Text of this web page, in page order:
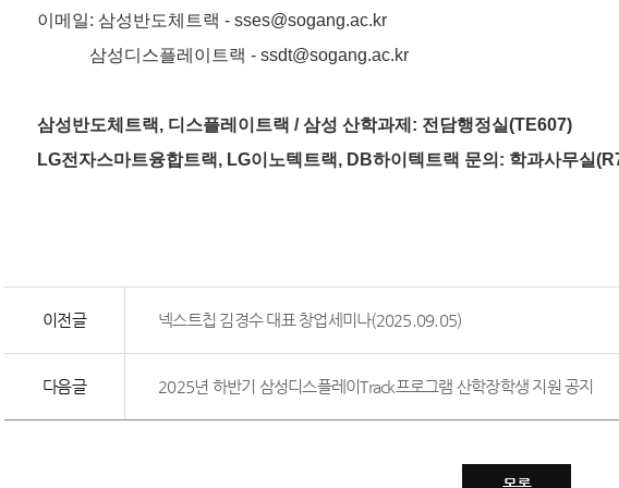
이메일: 삼성반도체트랙 - sses@sogang.ac.kr
삼성디스플레이트랙 - ssdt@sogang.ac.kr
삼성반도체트랙, 디스플레이트랙 / 삼성 산학과제: 전담행정실(TE607)
LG전자스마트융합트랙, LG이노텍트랙, DB하이텍트랙 문의: 학과사무실
이전글 넥스트칩 김경수 대표 창업세미나(2025.09.05)
다음글 2025년 하반기 삼성디스플레이Track프로그램 산학장학생 지원 공지